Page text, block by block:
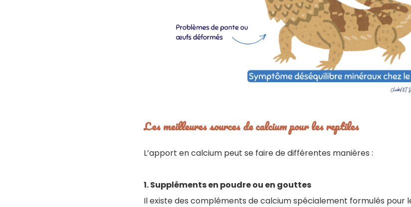
Les meilleures sources de calcium pour les reptiles
L’apport en calcium peut se faire de différentes manières :
1. Suppléments en poudre ou en gouttes
Il existe des compléments de calcium spécialement formulés pour